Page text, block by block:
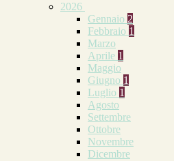
2026
Gennaio 2
Febbraio 1
Marzo
Aprile 1
Maggio
Giugno 1
Luglio 1
Agosto
Settembre
Ottobre
Novembre
Dicembre